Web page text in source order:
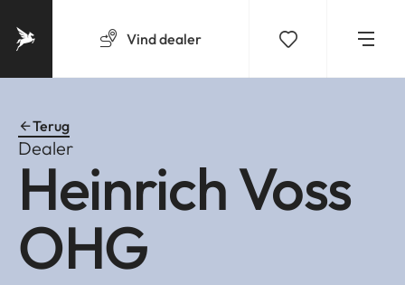
Vinddealer
Terug
Dealer
Heinrich Voss
OHG